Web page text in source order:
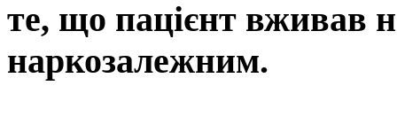
те, що пацієнт вживав
наркозалежним.